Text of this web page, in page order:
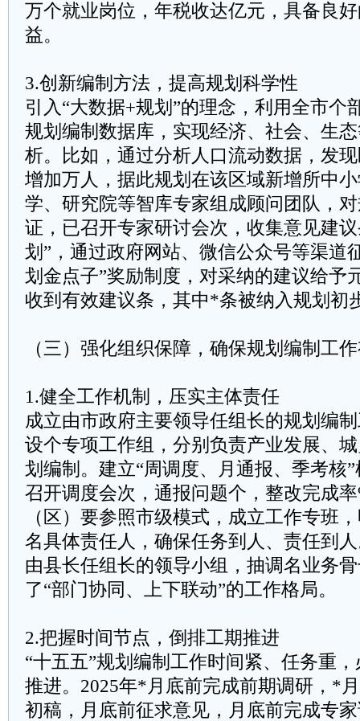
万个就业岗位，年税收达亿元，具备良
益。
3.创新编制方法，提高规划科学性
引入“大数据+规划”的理念，利用全市个
规划编制数据库，实现经济、社会、生
析。比如，通过分析人口流动数据，发
增加万人，据此规划在该区域新增所中
学、研究院等智库专家组成顾问团队，
证，已召开专家研讨会次，收集意见建
划”，通过政府网站、微信公众号等渠道
划金点子”奖励制度，对采纳的建议给予
收到有效建议条，其中*条被纳入规划初
（三）强化组织保障，确保规划编制工
1.健全工作机制，压实主体责任
成立由市政府主要领导任组长的规划编
设个专项工作组，分别负责产业发展、
划编制。建立“周调度、月通报、季考核
召开调度会次，通报问题个，整改完成
（区）要参照市级模式，成立工作专班
名具体责任人，确保任务到人、责任到
由县长任组长的领导小组，抽调名业务
了“部门协同、上下联动”的工作格局。
2.把握时间节点，倒排工期推进
“十五五”规划编制工作时间紧、任务重
推进。2025年*月底前完成前期调研，*
初稿，月底前征求意见，月底前完成专